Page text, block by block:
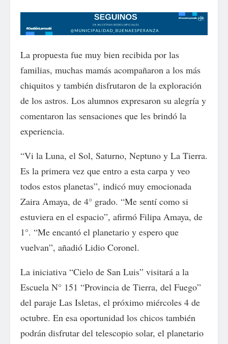
La propuesta fue muy bien recibida por las
familias, muchas mamás acompañaron a los más
chiquitos y también disfrutaron de la exploración
de los astros. Los alumnos expresaron su alegría y
comentaron las sensaciones que les brindó la
experiencia.
“Vi la Luna, el Sol, Saturno, Neptuno y La Tierra.
Es la primera vez que entro a esta carpa y veo
todos estos planetas”, indicó muy emocionada
Zaira Amaya, de 4° grado. “Me sentí como si
estuviera en el espacio”, afirmó Filipa Amaya, de
1°. “Me encantó el planetario y espero que
vuelvan”, añadió Lidio Coronel.
La iniciativa “Cielo de San Luis” visitará a la
Escuela N° 151 “Provincia de Tierra, del Fuego”
del paraje Las Isletas, el próximo miércoles 4 de
octubre. En esa oportunidad los chicos también
podrán disfrutar del telescopio solar, el planetario